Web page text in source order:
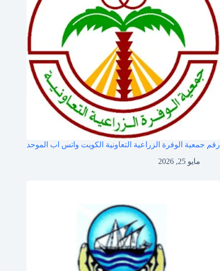
رقم جمعية الوفرة الزراعية التعاونية الكويت واتس اب الموحد
مايو 25, 2026